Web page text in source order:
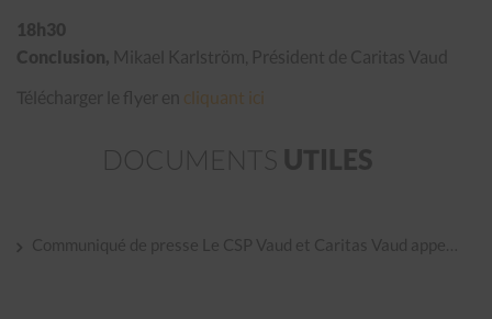
18h30
Conclusion, Mikael Karlström, Président de Caritas Vaud
Télécharger le flyer en cliquant ici
DOCUMENTS UTILES
Communiqué de presse Le CSP Vaud et Caritas Vaud appellent les autorités à ne plus détourner le regard sur les oublié·e·s des mesures de protection sociale